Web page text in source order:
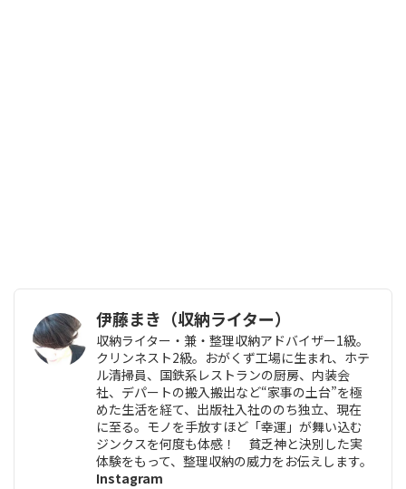
伊藤まき（収納ライター）
収納ライター・兼・整理収納アドバイザー1級。
クリンネスト2級。おがくず工場に生まれ、ホテ
ル清掃員、国鉄系レストランの厨房、内装会
社、デパートの搬入搬出など“家事の土台”を極
めた生活を経て、出版社入社ののち独立、現在
に至る。モノを手放すほど「幸運」が舞い込む
ジンクスを何度も体感！ 貧乏神と決別した実
体験をもって、整理収納の威力をお伝えします。
Instagram